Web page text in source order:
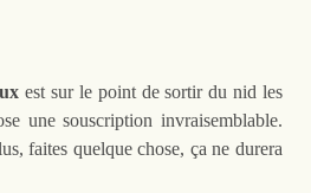
est sur le point de sortir du nid les
une souscription invraisemblable.
faites quelque chose, ça ne durera